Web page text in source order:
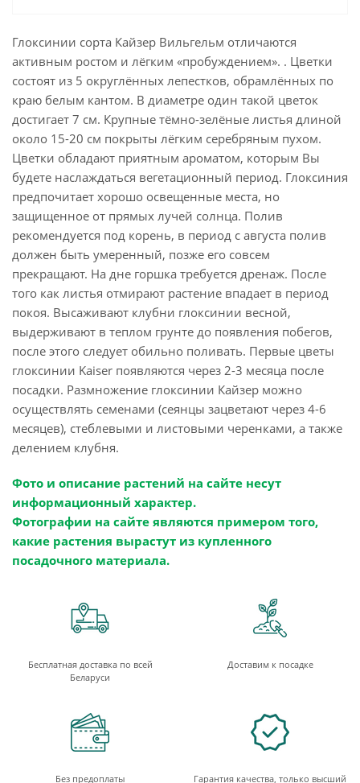
Глоксинии сорта Кайзер Вильгельм отличаются
активным ростом и лёгким «пробуждением». . Цветки
состоят из 5 округлённых лепестков, обрамлённых по
краю белым кантом. В диаметре один такой цветок
достигает 7 см. Крупные тёмно-зелёные листья длиной
около 15-20 см покрыты лёгким серебряным пухом.
Цветки обладают приятным ароматом, которым Вы
будете наслаждаться вегетационный период. Глоксиния
предпочитает хорошо освещенные места, но
защищенное от прямых лучей солнца. Полив
рекомендуется под корень, в период с августа полив
должен быть умеренный, позже его совсем
прекращают. На дне горшка требуется дренаж. После
того как листья отмирают растение впадает в период
покоя. Высаживают клубни глоксинии весной,
выдерживают в теплом грунте до появления побегов,
после этого следует обильно поливать. Первые цветы
глоксинии Kaiser появляются через 2-3 месяца после
посадки. Размножение глоксинии Кайзер можно
осуществлять семенами (сеянцы зацветают через 4-6
месяцев), стеблевыми и листовыми черенками, а также
делением клубня.
Фото и описание растений на сайте несут
информационный характер.
Фотографии на сайте являются примером того,
какие растения вырастут из купленного
посадочного материала.
Бесплатная доставка по всей
Беларуси
Доставим к посадке
Без предоплаты Гарантия качества, только высший